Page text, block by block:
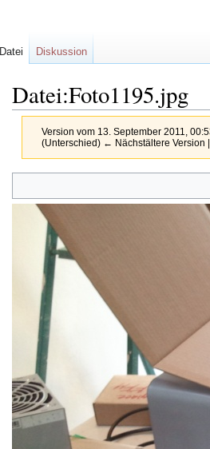
Datei:Foto1195.jpg
Version vom 13. September 2011,
(Unterschied) ← Nächstältere Version
Navigation
springen
Suche
springen
Datei Diskussion